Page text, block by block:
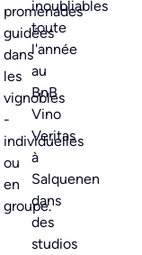
promenades
guidées
dans
les
vignobles
-
individuelles
ou
en
groupe.
inoubliables
toute
l'année
au
BnB
Vino
Veritas
à
Salquenen
dans
des
studios